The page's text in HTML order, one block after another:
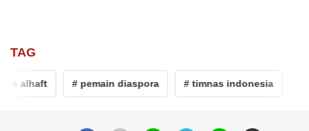
TAG
alhaft # pemain diaspora # timnas indonesia